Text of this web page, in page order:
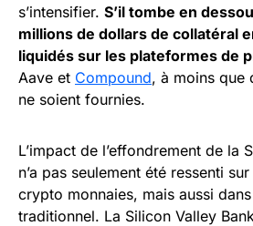
s’intensifier. S’il tombe en
millions de dollars de collatéral
liquidés sur les plateformes de
Aave et Compound, à moins que
ne soient fournies.
L’impact de l’effondrement de la
n’a pas seulement été ressenti
crypto monnaies, mais aussi
traditionnel. La Silicon Valley